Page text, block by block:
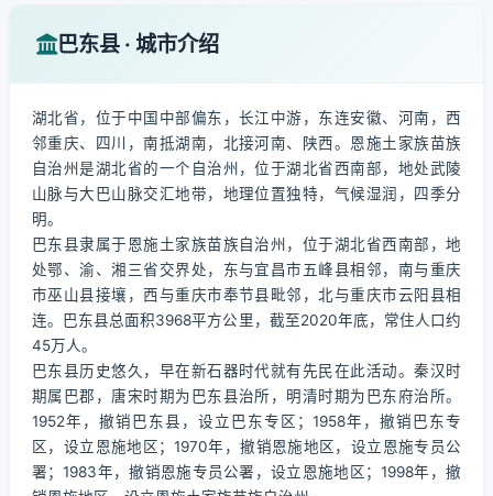
巴东县 · 城市介绍
湖北省，位于中国中部偏东，长江中游，东连安徽、河南，西
邻重庆、四川，南抵湖南，北接河南、陕西。恩施土家族苗族
自治州是湖北省的一个自治州，位于湖北省西南部，地处武陵
山脉与大巴山脉交汇地带，地理位置独特，气候湿润，四季分
明。
巴东县隶属于恩施土家族苗族自治州，位于湖北省西南部，地
处鄂、渝、湘三省交界处，东与宜昌市五峰县相邻，南与重庆
市巫山县接壤，西与重庆市奉节县毗邻，北与重庆市云阳县相
连。巴东县总面积3968平方公里，截至2020年底，常住人口约
45万人。
巴东县历史悠久，早在新石器时代就有先民在此活动。秦汉时
期属巴郡，唐宋时期为巴东县治所，明清时期为巴东府治所。
1952年，撤销巴东县，设立巴东专区；1958年，撤销巴东专
区，设立恩施地区；1970年，撤销恩施地区，设立恩施专员公
署；1983年，撤销恩施专员公署，设立恩施地区；1998年，撤